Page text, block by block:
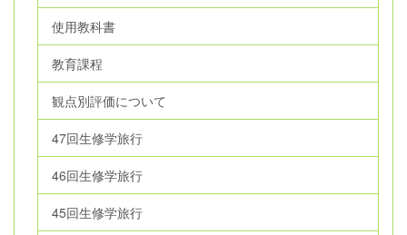
使用教科書
教育課程
観点別評価について
47回生修学旅行
46回生修学旅行
45回生修学旅行